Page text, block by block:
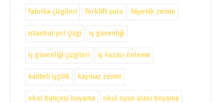
fabrika çizgileri forklift yolu hijyenik zemin
istanbul yol çizgi iş güvenliği
iş güvenliği çizgileri iş kazası önleme
kaliteli işçilik kaymaz zemin
okul bahçesi boyama okul oyun alanı boyama